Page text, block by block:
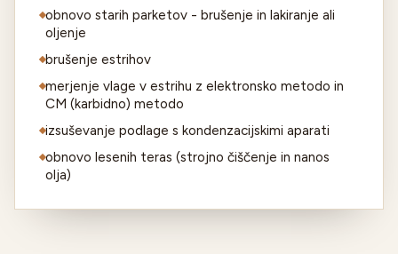
obnovo starih parketov - brušenje in lakiranje ali
oljenje
brušenje estrihov
merjenje vlage v estrihu z elektronsko metodo in
CM (karbidno) metodo
izsuševanje podlage s kondenzacijskimi aparati
obnovo lesenih teras (strojno čiščenje in nanos
olja)